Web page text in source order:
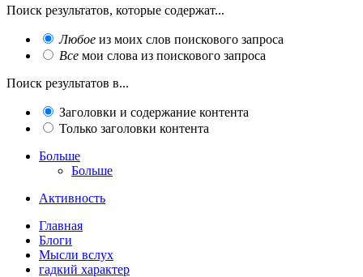
Поиск результатов, которые содержат...
Любое из моих слов поискового запроса
Все мои слова из поискового запроса
Поиск результатов в...
Заголовки и содержание контента
Только заголовки контента
Больше
Больше
Активность
Главная
Блоги
Мысли вслух
гадкий характер